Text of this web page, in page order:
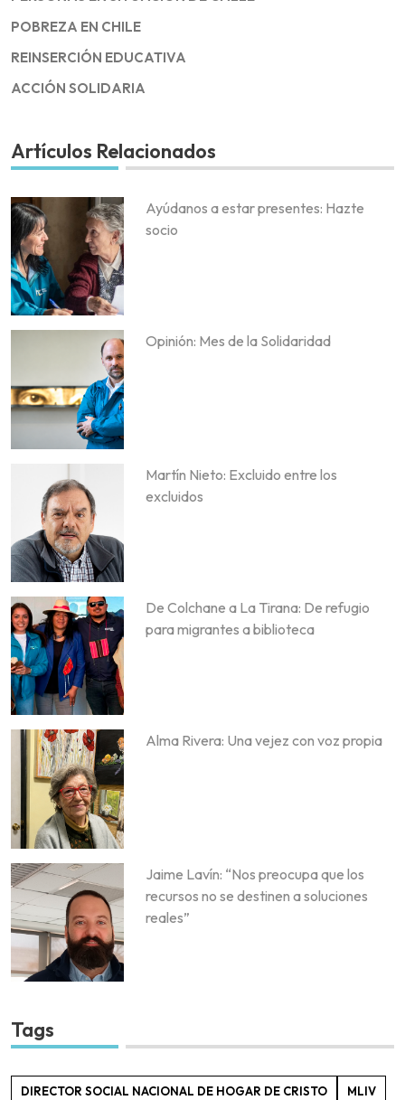
POBREZA EN CHILE
REINSERCIÓN EDUCATIVA
ACCIÓN SOLIDARIA
Artículos Relacionados
Ayúdanos a estar presentes: Hazte
socio
Opinión: Mes de la Solidaridad
Martín Nieto: Excluido entre los
excluidos
De Colchane a La Tirana: De refugio
para migrantes a biblioteca
Alma Rivera: Una vejez con voz propia
Jaime Lavín: “Nos preocupa que los
recursos no se destinen a soluciones
reales”
Tags
DIRECTOR SOCIAL NACIONAL DE HOGAR DE CRISTO MLIV